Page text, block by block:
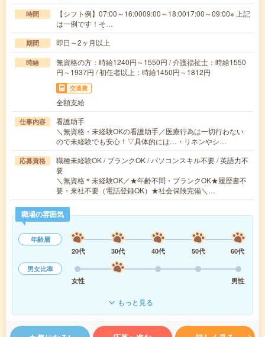
時間
【シフト例】07:00～16:0009:00～18:0017:00～09:00※ 上記
は一例です！そ…
期間 即日～2ヶ月以上
時給
無資格の方：時給1240円～1550円 / 介護福祉士：時給1550
円～1937円 / 初任者以上：時給1450円～1812円
交通費
全額支給
仕事内容
看護助手
＼無資格・未経験OKの看護助手／医療行為は一切行わない
ので未経験でも安心！▽具体的には…・リネンやシ…
応募資格
職種未経験OK / ブランクOK / パソコンスキル不要 / 英語力不
要
＼無資格＊未経験OK／★年齢不問・ブランクOK★履歴書不
要・来社不要（電話登録OK）★社会保険完備＼…
職場の雰囲気
年齢層
20代
30代 40代 50代
60代
男女比率
女性
男性
もっと見る